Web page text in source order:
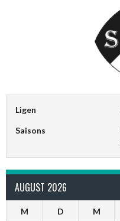
Ligen
Saisons
AUGUST 2026
M D M